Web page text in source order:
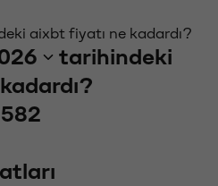
aixbt fiyatı ne kadardı?
tarihindeki